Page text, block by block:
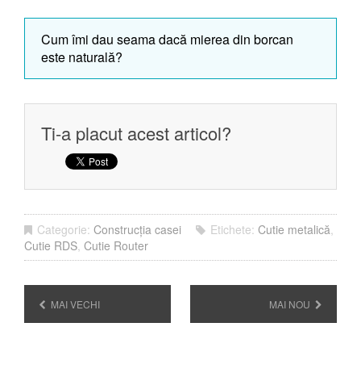
Cum îmi dau seama dacă mierea din borcan
este naturală?
Ti-a placut acest articol?
Categorie: Construcția casei Etichete: Cutie metalică,
Cutie RDS, Cutie Router
MAI VECHI MAI NOU